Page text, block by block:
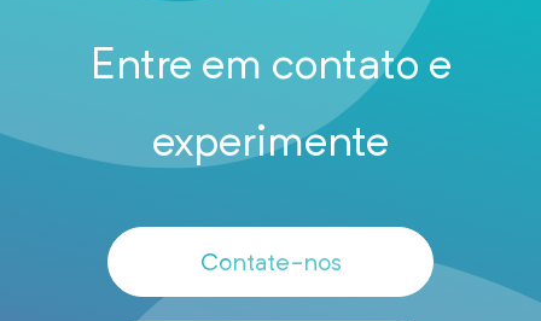
Entre em contato e
experimente
Contate-nos